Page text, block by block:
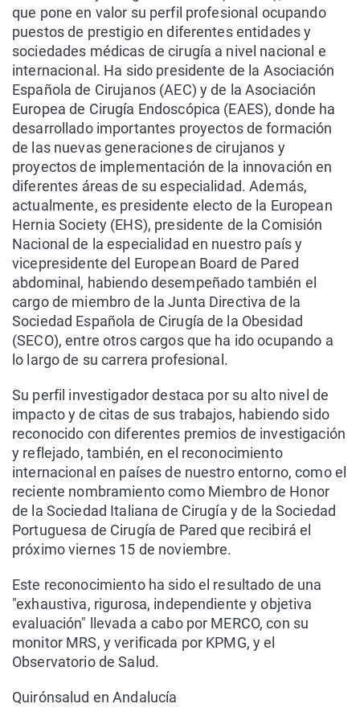
que pone en valor su perfil profesional ocupando
puestos de prestigio en diferentes entidades y
sociedades médicas de cirugía a nivel nacional e
internacional. Ha sido presidente de la Asociación
Española de Cirujanos (AEC) y de la Asociación
Europea de Cirugía Endoscópica (EAES), donde ha
desarrollado importantes proyectos de formación
de las nuevas generaciones de cirujanos y
proyectos de implementación de la innovación en
diferentes áreas de su especialidad. Además,
actualmente, es presidente electo de la European
Hernia Society (EHS), presidente de la Comisión
Nacional de la especialidad en nuestro país y
vicepresidente del European Board de Pared
abdominal, habiendo desempeñado también el
cargo de miembro de la Junta Directiva de la
Sociedad Española de Cirugía de la Obesidad
(SECO), entre otros cargos que ha ido ocupando a
lo largo de su carrera profesional.
Su perfil investigador destaca por su alto nivel de
impacto y de citas de sus trabajos, habiendo sido
reconocido con diferentes premios de investigación
y reflejado, también, en el reconocimiento
internacional en países de nuestro entorno, como el
reciente nombramiento como Miembro de Honor
de la Sociedad Italiana de Cirugía y de la Sociedad
Portuguesa de Cirugía de Pared que recibirá el
próximo viernes 15 de noviembre.
Este reconocimiento ha sido el resultado de una
"exhaustiva, rigurosa, independiente y objetiva
evaluación" llevada a cabo por MERCO, con su
monitor MRS, y verificada por KPMG, y el
Observatorio de Salud.
Quirónsalud en Andalucía